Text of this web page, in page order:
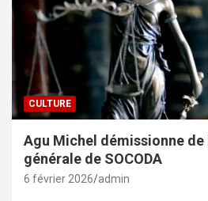
CULTURE
Agu Michel démissionne
générale de SOCODA
6 février 2026 admin